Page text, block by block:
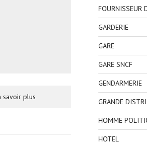
savoir plus
FOURNISSEUR
GARDERIE
GARE
GARE SNCF
GENDARMERIE
GRANDE
HOMME
HOTEL